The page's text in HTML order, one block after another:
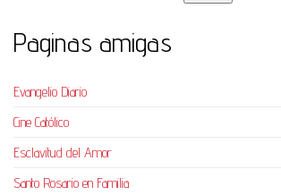
Paginas amigas
Evangelio Diario
Cine Católico
Esclavitud del Amor
Santo Rosario en Familia